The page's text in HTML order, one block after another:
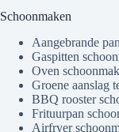
Schoonmaken
Aangebrande
Gaspitten
Oven
Groene aanslag
BBQ rooster
Frituurpan
Airfryer